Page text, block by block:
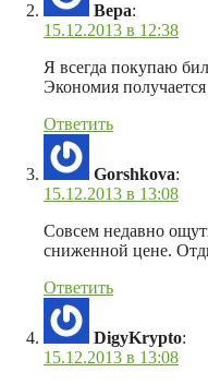
Вера:
15.12.2013 в 12:38
Я всегда покупаю
Экономия
Ответить
Gorshkova:
15.12.2013 в 13:08
Совсем недавно
сниженной цене.
Ответить
DigyKrypto:
15.12.2013 в 13:08